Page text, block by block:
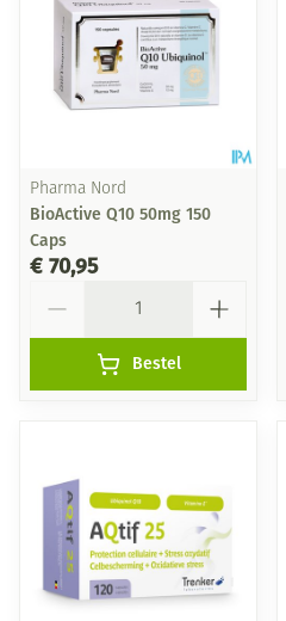
Pharma Nord
BioActive Q10 50mg 150
Caps
€ 70,95
Bestel